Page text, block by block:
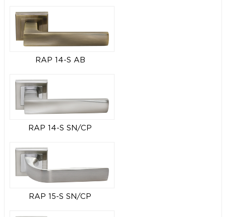
RAP 14-S AB
RAP 14-S SN/CP
RAP 15-S SN/CP